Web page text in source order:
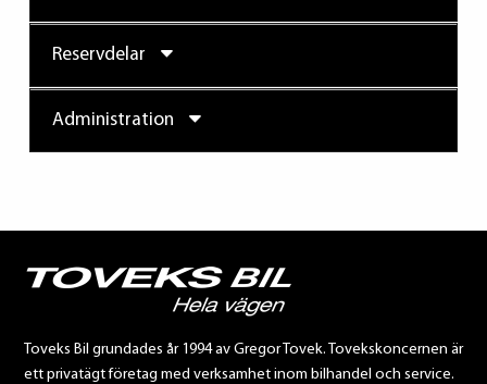
Reservdelar
Administration
Toveks Bil grundades år 1994 av Gregor Tovek. Tovekskoncernen är
ett privatägt företag med verksamhet inom bilhandel och service.